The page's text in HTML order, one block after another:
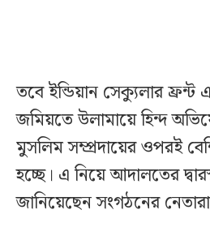
তবে ইন্ডিয়ান সেক্যুলার ফ্রন্ট
জমিয়তে উলামায়ে হিন্দ
মুসলিম সম্প্রদায়ের ওপরই
হচ্ছে। এ নিয়ে আদালতের
জানিয়েছেন সংগঠনের